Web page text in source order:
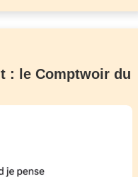
: le Comptwoir du